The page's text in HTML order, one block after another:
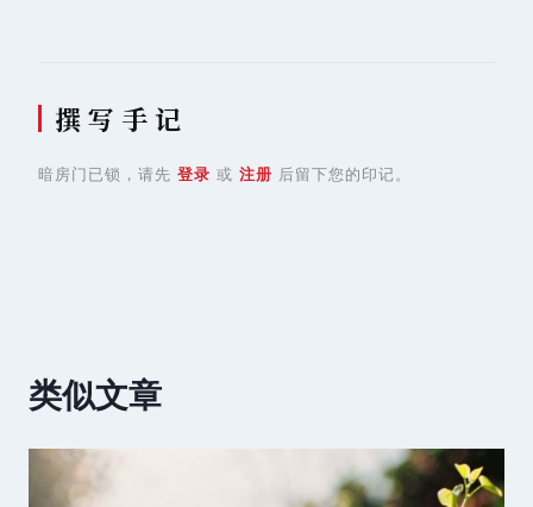
撰 写 手 记
暗房门已锁，请先 登录 或 注册 后留下您的印记。
类似文章